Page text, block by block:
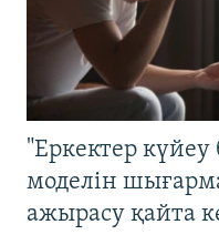
"Еркектер
моделін
ажырасу қайта